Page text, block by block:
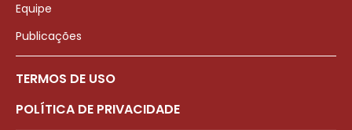
Equipe
Publicações
TERMOS DE USO
POLÍTICA DE PRIVACIDADE